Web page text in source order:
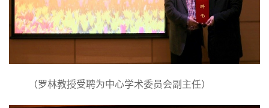
（罗林教授受聘为中心学术委员会副主任）